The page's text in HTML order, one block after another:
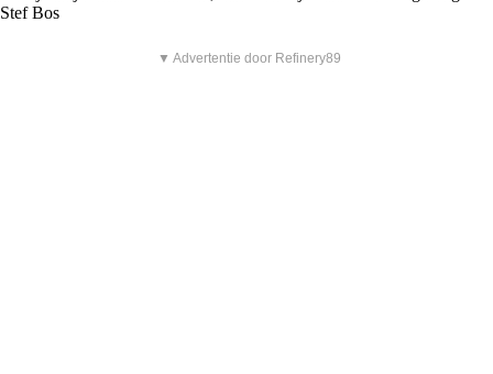
Stef Bos
▼ Advertentie door Refinery89